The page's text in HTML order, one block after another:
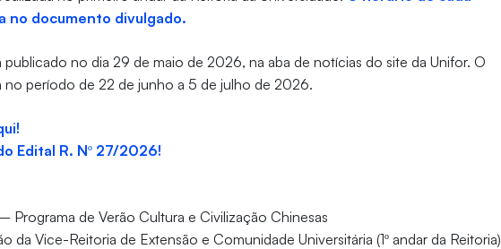
no documento divulgado.
publicado no dia 29 de maio de 2026, na aba de notícias do site da Unifor. O
período de 22 de junho a 5 de julho de 2026.
Edital R. Nº 27/2026!
Programa de Verão Cultura e Civilização Chinesas
da Vice-Reitoria de Extensão e Comunidade Universitária (1º andar da Reitoria)